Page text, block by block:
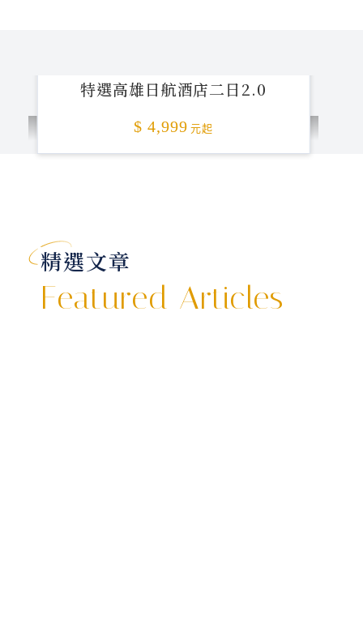
特選高雄日航酒店二日2.0
$ 4,999 元起
精選文章
Featured Articles